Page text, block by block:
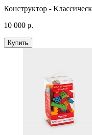
Конструктор -
10 000 р.
Купить